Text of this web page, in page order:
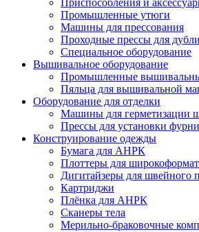
Приспособления и
Промышленные утюги
Машины для прессования
Проходные прессы для
Специальное оборудование
Вышивальное оборудование
Промышленные
Пяльца для вышивальной
Оборудование для отделки
Машины для герметизации
Прессы для установки
Конструирование одежды
Бумага для АНРК
Плоттеры для
Дигитайзеры для швейного
Картриджи
Плёнка для АНРК
Сканеры тела
Мерильно-браковочные